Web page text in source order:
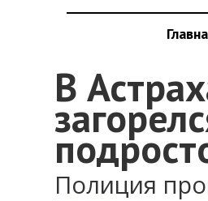
В
Полиция